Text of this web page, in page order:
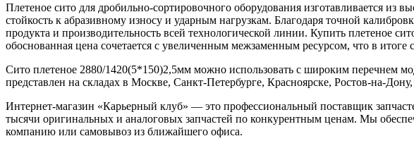
Плетеное сито для дробильно-сортировочного оборудования изготавливается из
стойкость к абразивному износу и ударным нагрузкам. Благодаря точной
продукта и производительность всей технологической линии. Купить плетеное
обоснованная цена сочетается с увеличенным межзаменным ресурсом, что в
Сито плетеное 2880/1420(5*150)2,5мм можно использовать с широким перечнем
представлен на складах в Москве, Санкт-Петербурге, Красноярске, Ростов-на-
Интернет-магазин «Карьерный клуб» — это профессиональный поставщик
тысячи оригинальных и аналоговых запчастей по конкурентным ценам. Мы
компанию или самовывоз из ближайшего офиса.